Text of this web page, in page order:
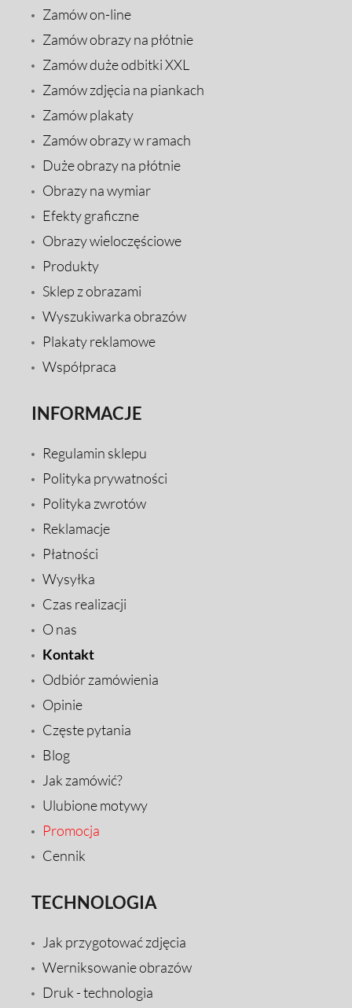
Zamów on-line
Zamów obrazy na płótnie
Zamów duże odbitki XXL
Zamów zdjęcia na piankach
Zamów plakaty
Zamów obrazy w ramach
Duże obrazy na płótnie
Obrazy na wymiar
Efekty graficzne
Obrazy wieloczęściowe
Produkty
Sklep z obrazami
Wyszukiwarka obrazów
Plakaty reklamowe
Współpraca
INFORMACJE
Regulamin sklepu
Polityka prywatności
Polityka zwrotów
Reklamacje
Płatności
Wysyłka
Czas realizacji
O nas
Kontakt
Odbiór zamówienia
Opinie
Częste pytania
Blog
Jak zamówić?
Ulubione motywy
Promocja
Cennik
TECHNOLOGIA
Jak przygotować zdjęcia
Werniksowanie obrazów
Druk - technologia